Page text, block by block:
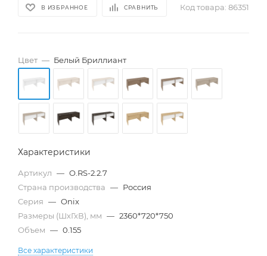
В ИЗБРАННОЕ СРАВНИТЬ Код товара: 86351
Цвет — Белый Бриллиант
Характеристики
Артикул — O.RS-2.2.7
Страна производства — Россия
Серия — Onix
Размеры (ШхГхВ), мм — 2360*720*750
Объем — 0.155
Все характеристики